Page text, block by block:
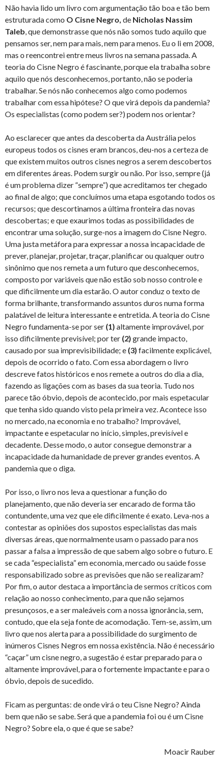
Não havia lido um livro com argumentação tão boa e tão bem
estruturada como O Cisne Negro, de Nicholas Nassim
Taleb , que demonstrasse que nós não somos tudo aquilo que
pensamos ser, nem para mais, nem para menos. Eu o li em 2008,
mas o reencontrei entre meus livros na semana passada. A
teoria do Cisne Negro é fascinante, porque ela trabalha sobre
aquilo que nós desconhecemos, portanto, não se poderia
trabalhar. Se nós não conhecemos algo como podemos
trabalhar com essa hipótese? O que virá depois da pandemia?
Os especialistas (como podem ser?) podem nos orientar?
Ao esclarecer que antes da descoberta da Austrália pelos
europeus todos os cisnes eram brancos, deu-nos a certeza de
que existem muitos outros cisnes negros a serem descobertos
em diferentes áreas. Podem surgir ou não. Por isso, sempre (já
é um problema dizer “sempre”) que acreditamos ter chegado
ao final de algo; que concluímos uma etapa esgotando todos os
recursos; que descortinamos a última fronteira das novas
descobertas; e que exaurimos todas as possibilidades de
encontrar uma solução, surge-nos a imagem do Cisne Negro.
Uma justa metáfora para expressar a nossa incapacidade de
prever, planejar, projetar, traçar, planificar ou qualquer outro
sinônimo que nos remeta a um futuro que desconhecemos,
composto por variáveis que não estão sob nosso controle e
que dificilmente um dia estarão. O autor conduz o texto de
forma brilhante, transformando assuntos duros numa forma
palatável de leitura interessante e entretida. A teoria do Cisne
Negro fundamenta-se por ser (1) altamente improvável, por
isso dificilmente previsível; por ter (2) grande impacto,
causado por sua imprevisibilidade; e (3) facilmente explicável,
depois de ocorrido o fato. Com essa abordagem o livro
descreve fatos históricos e nos remete a outros do dia a dia,
fazendo as ligações com as bases da sua teoria. Tudo nos
parece tão óbvio, depois de acontecido, por mais espetacular
que tenha sido quando visto pela primeira vez. Acontece isso
no mercado, na economia e no trabalho? Improvável,
impactante e espetacular no início, simples, previsível e
decadente. Desse modo, o autor consegue demonstrar a
incapacidade da humanidade de prever grandes eventos. A
pandemia que o diga.
Por isso, o livro nos leva a questionar a função do
planejamento, que não deveria ser encarado de forma tão
contundente, uma vez que ele dificilmente é exato. Leva-nos a
contestar as opiniões dos supostos especialistas das mais
diversas áreas, que normalmente usam o passado para nos
passar a falsa a impressão de que sabem algo sobre o futuro. E
se cada “especialista” em economia, mercado ou saúde fosse
responsabilizado sobre as previsões que não se realizaram?
Por fim, o autor destaca a importância de sermos críticos com
relação ao nosso conhecimento, para que não sejamos
presunçosos, e a ser maleáveis com a nossa ignorância, sem,
contudo, que ela seja fonte de acomodação. Tem-se, assim, um
livro que nos alerta para a possibilidade do surgimento de
inúmeros Cisnes Negros em nossa existência. Não é necessário
“caçar” um cisne negro, a sugestão é estar preparado para o
altamente improvável, para o fortemente impactante e para o
óbvio, depois de sucedido.
Ficam as perguntas: de onde virá o teu Cisne Negro? Ainda
bem que não se sabe. Será que a pandemia foi ou é um Cisne
Negro? Sobre ela, o que é que se sabe?
Moacir Rauber